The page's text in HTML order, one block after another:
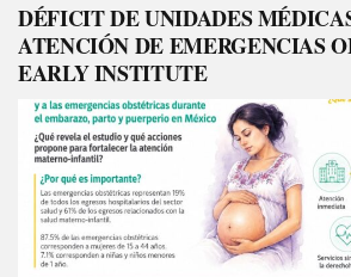
DÉFICIT DE UNIDADES
ATENCIÓN DE EMERGENCIAS
EARLY INSTITUTE